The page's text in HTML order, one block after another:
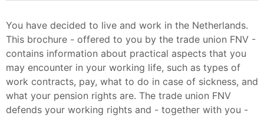
You have decided to live and work in the Netherlands.
This brochure - offered to you by the trade union FNV -
contains information about practical aspects that you
may encounter in your working life, such as types of
work contracts, pay, what to do in case of sickness, and
what your pension rights are. The trade union FNV
defends your working rights and - together with you -